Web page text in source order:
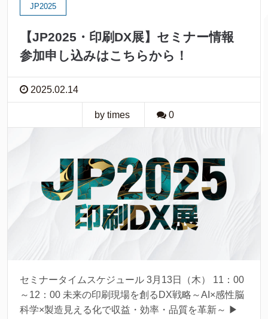
JP2025
【JP2025・印刷DX展】セミナー情報
参加申し込みはこちらから！
2025.02.14
by times 0
セミナータイムスケジュール 3月13日（木） 11：00
～12：00 未来の印刷現場を創るDX戦略～AI×感性脳
科学×製造見える化で収益・効率・品質を革新～ ▶︎